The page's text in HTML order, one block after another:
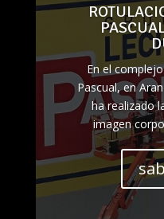
En el
Pascual, en
ha realizado
imagen